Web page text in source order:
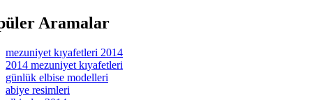
Aramalar
mezuniyet kıyafetleri 2014
2014 mezuniyet kıyafetleri
günlük elbise modelleri
abiye resimleri